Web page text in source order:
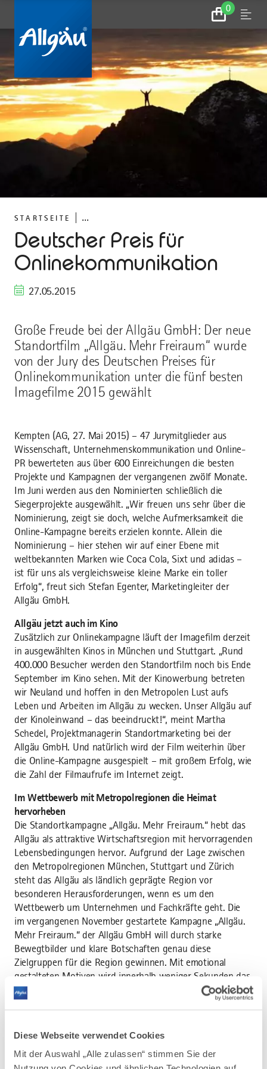
Diese Webseite verwendet Cookies
Mit der Auswahl „Alle zulassen“ stimmen Sie der
0
Zum
Warenkorb
Menu
STARTSEITE ...
Deutscher Preis für
Onlinekommunikation
27.05.2015
Große Freude bei der Allgäu GmbH: Der neue
Standortfilm „Allgäu. Mehr Freiraum“ wurde
von der Jury des Deutschen Preises für
Onlinekommunikation unter die fünf besten
Imagefilme 2015 gewählt
Kempten (AG, 27. Mai 2015) – 47 Jurymitglieder aus
Wissenschaft, Unternehmenskommunikation und Online-
PR bewerteten aus über 600 Einreichungen die besten
Projekte und Kampagnen der vergangenen zwölf Monate.
Im Juni werden aus den Nominierten schließlich die
Siegerprojekte ausgewählt. „Wir freuen uns sehr über die
Nominierung, zeigt sie doch, welche Aufmerksamkeit die
Online-Kampagne bereits erzielen konnte. Allein die
Nominierung – hier stehen wir auf einer Ebene mit
weltbekannten Marken wie Coca Cola, Sixt und adidas –
ist für uns als vergleichsweise kleine Marke ein toller
Erfolg“, freut sich Stefan Egenter, Marketingleiter der
Allgäu GmbH.
Allgäu jetzt auch im Kino
Zusätzlich zur Onlinekampagne läuft der Imagefilm derzeit
in ausgewählten Kinos in München und Stuttgart. „Rund
400.000 Besucher werden den Standortfilm noch bis Ende
September im Kino sehen. Mit der Kinowerbung betreten
wir Neuland und hoffen in den Metropolen Lust aufs
Leben und Arbeiten im Allgäu zu wecken. Unser Allgäu auf
der Kinoleinwand – das beeindruckt!“, meint Martha
Schedel, Projektmanagerin Standortmarketing bei der
Allgäu GmbH. Und natürlich wird der Film weiterhin über
die Online-Kampagne ausgespielt – mit großem Erfolg, wie
die Zahl der Filmaufrufe im Internet zeigt.
Im Wettbewerb mit Metropolregionen die Heimat
hervorheben
Die Standortkampagne „Allgäu. Mehr Freiraum.“ hebt das
Allgäu als attraktive Wirtschaftsregion mit hervorragenden
Lebensbedingungen hervor. Aufgrund der Lage zwischen
den Metropolregionen München, Stuttgart und Zürich
steht das Allgäu als ländlich geprägte Region vor
besonderen Herausforderungen, wenn es um den
Wettbewerb um Unternehmen und Fachkräfte geht. Die
im vergangenen November gestartete Kampagne „Allgäu.
Mehr Freiraum.“ der Allgäu GmbH will durch starke
Bewegtbilder und klare Botschaften genau diese
Zielgruppen für die Region gewinnen. Mit emotional
gestalteten Motiven wird innerhalb weniger Sekunden das
Leitmotiv „Allgäu. Mehr Freiraum.“ in Szene gesetzt.
Umgesetzt wurde das Projekt von der Agentur
Landschaftsszenen stammen vom Bad Hindelanger
die entsprechenden Bewegtbilder.